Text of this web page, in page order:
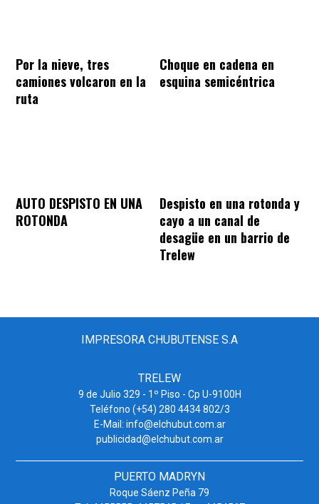
Por la nieve, tres
camiones volcaron en la
ruta
Choque en cadena en
esquina semicéntrica
AUTO DESPISTO EN UNA
ROTONDA
Despisto en una rotonda y
cayo a un canal de
desagüe en un barrio de
Trelew
IMPRESORA CHUBUTENSE S.A
TRELEW
9 de Julio 329 - 1º Piso - Cp U-9100H
Teléfono (+54) 280 4434 802/3
E-Mail: info@elchubut.com.ar
publicidad@elchubut.com.ar
PUERTO MADRYN
Roque Sáenz Peña 79